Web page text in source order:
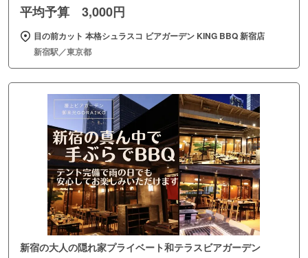
平均予算 3,000円
目の前カット 本格シュラスコ ビアガーデン KING BBQ 新宿店
新宿駅／東京都
新宿の大人の隠れ家プライベート和テラスビアガーデン